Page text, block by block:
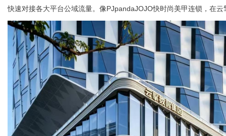
快速对接各大平台公域流量。像PJpandaJOJO快时尚美甲连锁，在